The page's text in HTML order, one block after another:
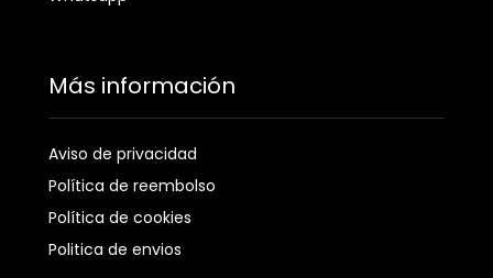
Más información
Aviso de privacidad
Política de reembolso
Política de cookies
Politica de envios